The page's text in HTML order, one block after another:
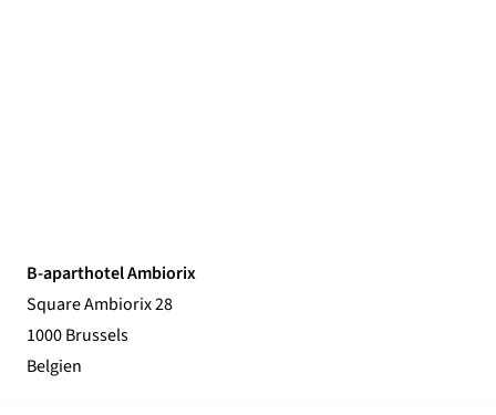
B-aparthotel Ambiorix
Square Ambiorix 28
1000 Brussels
Belgien